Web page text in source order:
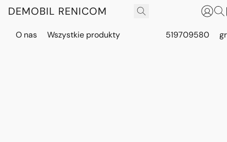
DEMOBIL RENICOM
O nas Wszystkie produkty 519709580